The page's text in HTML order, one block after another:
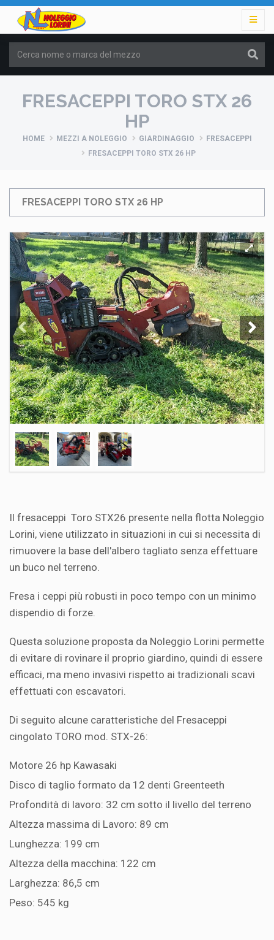
FRESACEPPI TORO STX 26
HP
HOME MEZZI A NOLEGGIO GIARDINAGGIO
FRESACEPPI
FRESACEPPI TORO STX 26 HP
FRESACEPPI TORO STX 26 HP
Il fresaceppi Toro STX26 presente nella flotta Noleggio
Lorini, viene utilizzato in situazioni in cui si necessita di
rimuovere la base dell'albero tagliato senza effettuare
un buco nel terreno.
Fresa i ceppi più robusti in poco tempo con un minimo
dispendio di forze.
Questa soluzione proposta da Noleggio Lorini permette
di evitare di rovinare il proprio giardino, quindi di essere
efficaci, ma meno invasivi rispetto ai tradizionali scavi
effettuati con escavatori.
Di seguito alcune caratteristiche del Fresaceppi
cingolato TORO mod. STX-26:
Motore 26 hp Kawasaki
Disco di taglio formato da 12 denti Greenteeth
Profondità di lavoro: 32 cm sotto il livello del terreno
Altezza massima di Lavoro: 89 cm
Lunghezza: 199 cm
Altezza della macchina: 122 cm
Larghezza: 86,5 cm
Peso: 545 kg